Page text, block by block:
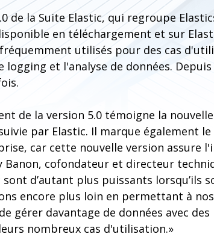
de la Suite Elastic, qui regroupe
en téléchargement et sur
utilisés pour des cas
logging et l'analyse de données.
de la version 5.0 témoigne la
par Elastic. Il marque également
car cette nouvelle version assure
Banon, cofondateur et directeur
sont d’autant plus puissants lorsqu’ils
encore plus loin en permettant à
gérer davantage de données avec
nombreux cas d'utilisation.»